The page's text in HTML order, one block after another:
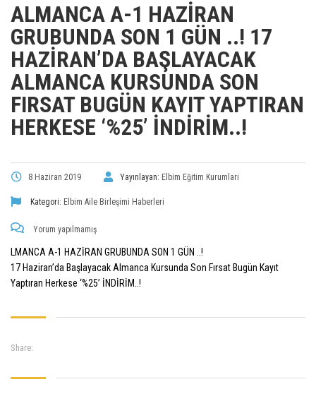
ALMANCA A-1 HAZİRAN
GRUBUNDA SON 1 GÜN ..! 17
HAZIRAN’DA BAŞLAYACAK
ALMANCA KURSUNDA SON
FIRSAT BUGÜN KAYIT YAPTIRAN
HERKESE ‘%25’ İNDİRİM..!
8 Haziran 2019 Yayınlayan: Elbim Eğitim Kurumları
Kategori: Elbim Aile Birleşimi Haberleri
Yorum yapılmamış
LMANCA A-1 HAZİRAN GRUBUNDA SON 1 GÜN ..!
17 Haziran’da Başlayacak Almanca Kursunda Son Fırsat Bugün Kayıt
Yaptıran Herkese ‘%25’ İNDİRİM..!
Share: